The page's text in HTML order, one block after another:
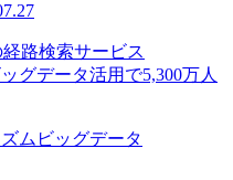
路検索サービス
グデータ活用で5,300万人
ム ビッグデータ